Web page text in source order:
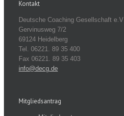
Kontakt
Deutsche Coaching Gesellschaft e.V
Gervinusweg 7/2
69124 Heidelberg
Tel. 06221. 89 35 400
Fax 06221. 89 35 403
info@decg.de
Mitgliedsantrag